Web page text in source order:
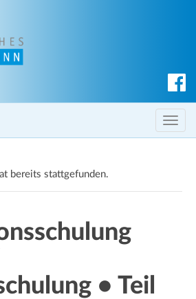
c
h T
o
l
bereits stattgefunden.
• Teil